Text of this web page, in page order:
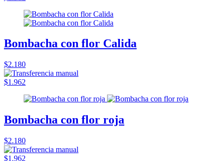
Bombacha con flor Calida
$2.180
$1.962
Bombacha con flor roja
$2.180
$1.962